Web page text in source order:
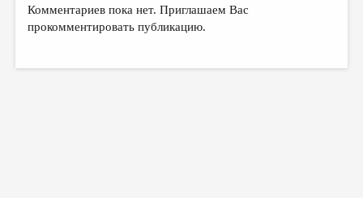
Комментариев пока нет. Приглашаем Вас
прокомментировать публикацию.